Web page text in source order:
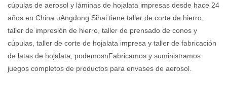
cúpulas de aerosol y láminas de hojalata impresas desde hace 24
años en China. uAngdong Sihai tiene taller de corte de hierro,
taller de impresión de hierro, taller de prensado de conos y
cúpulas, taller de corte de hojalata impresa y taller de fabricación
de latas de hojalata, podemosnFabricamos y suministramos
juegos completos de productos para envases de aerosol.